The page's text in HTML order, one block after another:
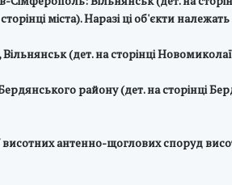
міста). Наразі ці об'єкти
(дет. на сторінці
району (дет. на сторінці
антенно-щоглових споруд